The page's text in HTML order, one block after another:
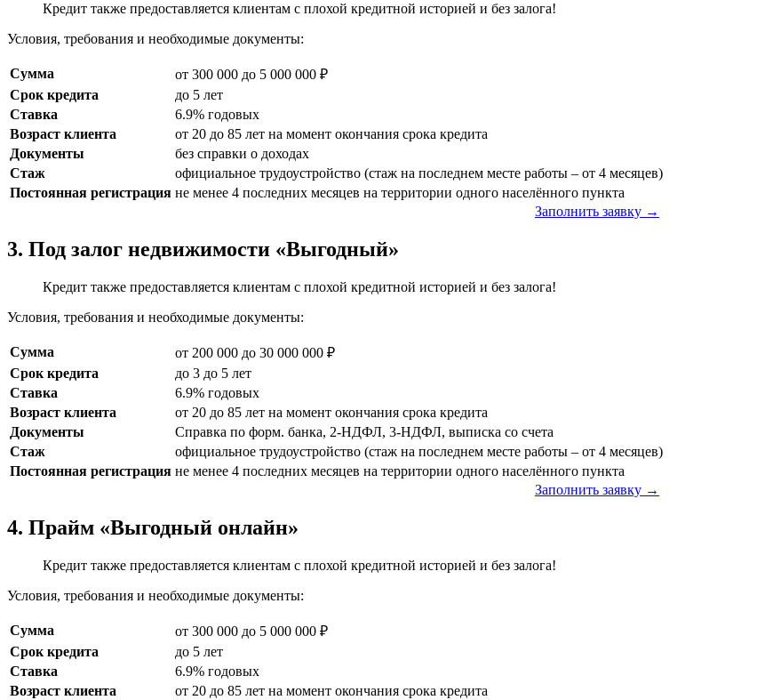
Кредит также предоставляется клиентам с плохой кредитной историей и без залога!
Условия, требования и необходимые документы:
Сумма
от 300 000 до 5 000 000 ₽
Срок кредита
до 5 лет
Ставка
6.9% годовых
Возраст клиента
от 20 до 85 лет на момент окончания срока кредита
Документы
без справки о доходах
Стаж
официальное трудоустройство (стаж на последнем месте работы – от 4 месяцев)
Постоянная регистрация не менее 4 последних месяцев на территории одного населённого пункта
Заполнить заявку →
3. Под залог недвижимости «Выгодный»
Кредит также предоставляется клиентам с плохой кредитной историей и без залога!
Условия, требования и необходимые документы:
Сумма
от 200 000 до 30 000 000 ₽
Срок кредита
до 3 до 5 лет
Ставка
6.9% годовых
Возраст клиента
от 20 до 85 лет на момент окончания срока кредита
Документы
Справка по форм. банка, 2-НДФЛ, 3-НДФЛ, выписка со счета
Стаж
официальное трудоустройство (стаж на последнем месте работы – от 4 месяцев)
Постоянная регистрация не менее 4 последних месяцев на территории одного населённого пункта
Заполнить заявку →
4. Прайм «Выгодный онлайн»
Кредит также предоставляется клиентам с плохой кредитной историей и без залога!
Условия, требования и необходимые документы:
Сумма
от 300 000 до 5 000 000 ₽
Срок кредита
до 5 лет
Ставка
6.9% годовых
Возраст клиента
от 20 до 85 лет на момент окончания срока кредита